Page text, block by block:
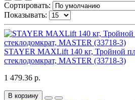
Сортировать:
Показывать:
STAYER MAXLift 140 кг, Тройной
стеклодомкрат, MASTER (33718-3)
1 479.36 р.
В корзину